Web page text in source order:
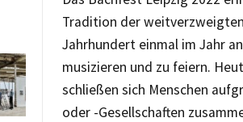
Tradition der
Jahrhundert einmal im Jahr
musizieren und zu feiern.
schließen sich Menschen
oder -Gesellschaften